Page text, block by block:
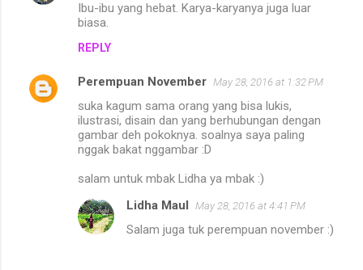
Ibu-ibu yang hebat. Karya-karyanya juga luar
biasa.
REPLY
Perempuan November May 28, 2016 at 1:32 PM
suka kagum sama orang yang bisa lukis,
ilustrasi, disain dan yang berhubungan dengan
gambar deh pokoknya. soalnya saya paling
nggak bakat nggambar :D
salam untuk mbak Lidha ya mbak :)
Lidha Maul May 28, 2016 at 4:41 PM
Salam juga tuk perempuan november :)